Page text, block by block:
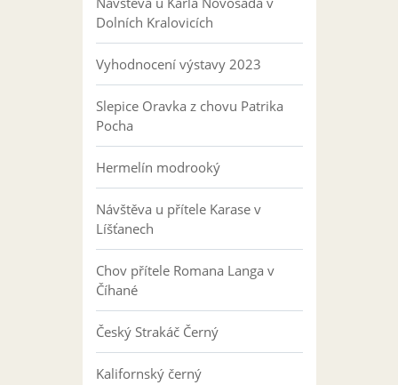
Dolních Kralovicích
Vyhodnocení výstavy 2023
Slepice Oravka z chovu Patrika
Pocha
Hermelín modrooký
Návštěva u přítele Karase v
Líšťanech
Chov přítele Romana Langa v
Číhané
Český Strakáč Černý
Kalifornský černý